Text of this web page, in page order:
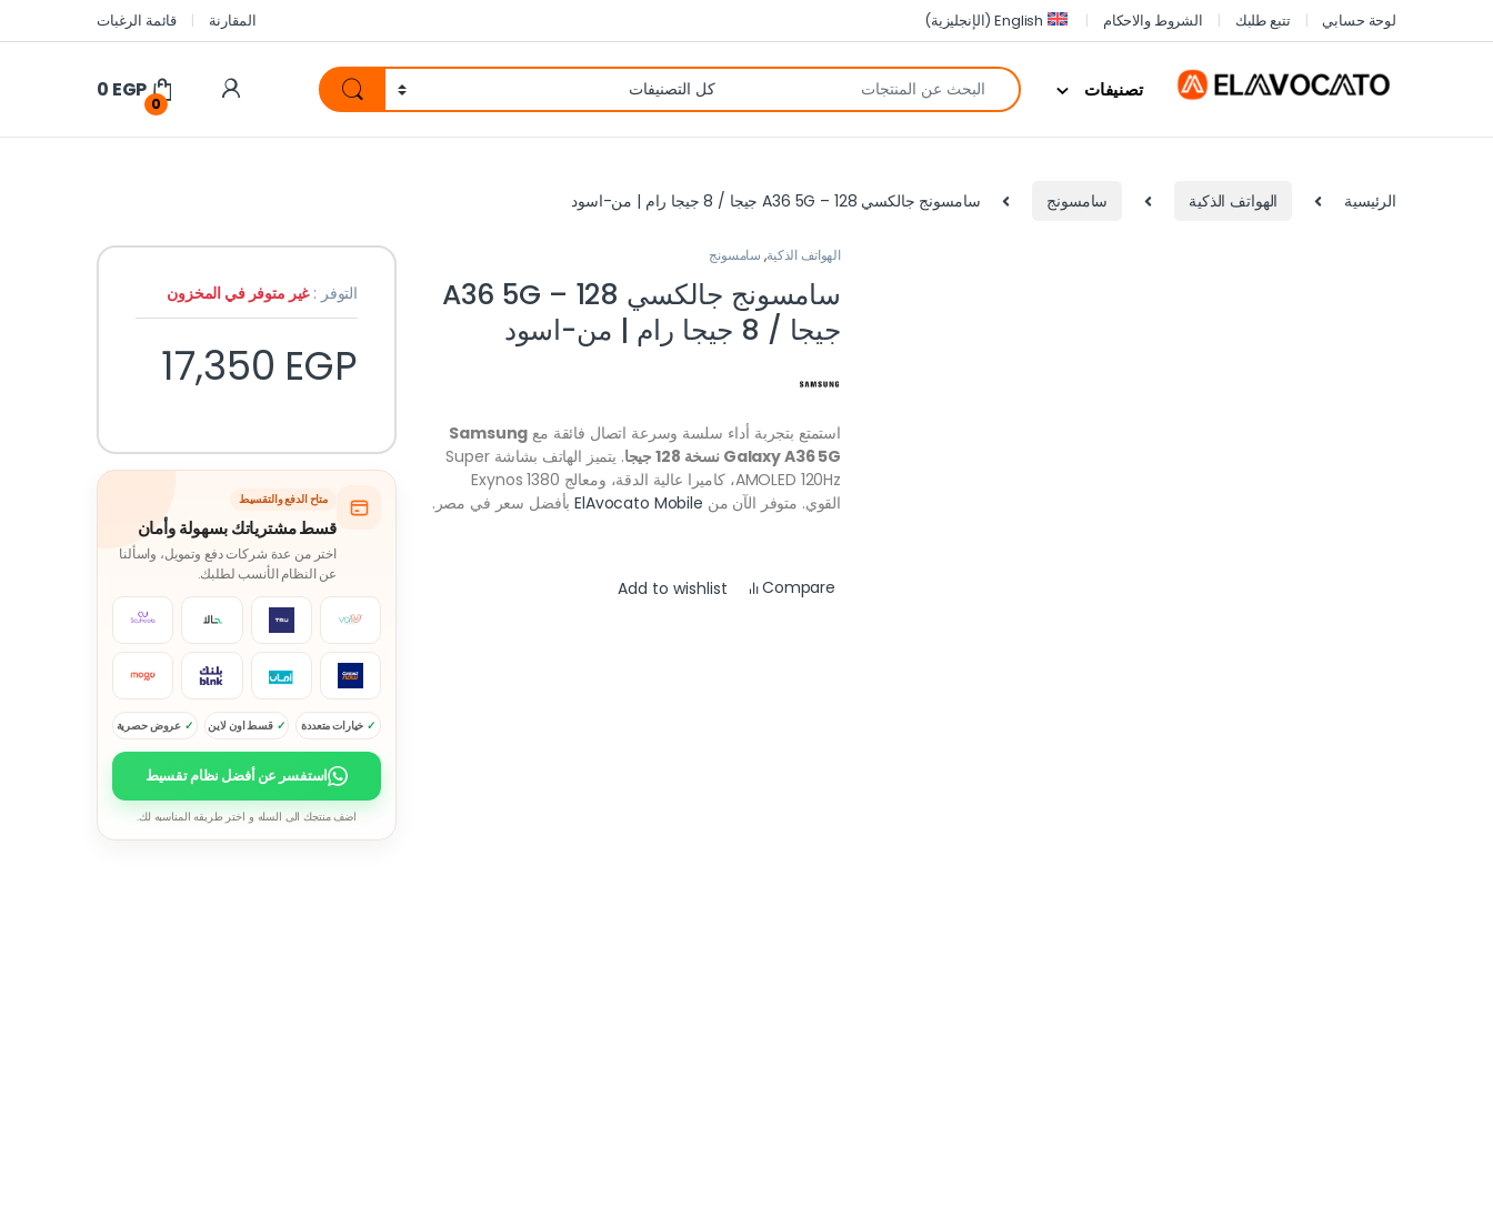
لوحة حسابي تتبع طلبك الشروط والاحكام English
(الإنجليزية) المقارنة قائمة الرغبات
تصنيفات
0
0 EGP
الرئيسية الهواتف الذكية سامسونج سامسونج جالكسي A36 5G – 128 جيجا / 8 جيجا رام | من-اسود
الهواتف الذكية, سامسونج
سامسونج جالكسي A36 5G – 128
جيجا / 8 جيجا رام | من-اسود
استمتع بتجربة أداء سلسة وسرعة اتصال فائقة مع Samsung
Galaxy A36 5G نسخة 128 جيجا
. يتميز الهاتف بشاشة Super
AMOLED 120Hz، كاميرا عالية الدقة، ومعالج Exynos 1380
القوي. متوفر الآن من ElAvocato Mobileبأفضل سعر في مصر.
Compare
Add to wishlist
التوفر :غير متوفر في المخزون
17,350 EGP
متاح الدفع والتقسيط
قسط مشترياتك بسهولة وأمان
اختر من عدة شركات دفع وتمويل، واسألنا
عن النظام الأنسب لطلبك.
خيارات متعددة قسط اون لاين عروض حصرية
استفسر عن أفضل نظام تقسيط
اضف منتجك الى السله و اختر طريقه المناسبه لك.